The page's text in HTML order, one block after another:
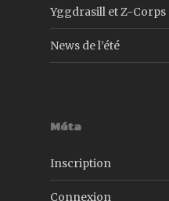
Yggdrasill et Z-Corps
News de l’été
Méta
Inscription
Connexion